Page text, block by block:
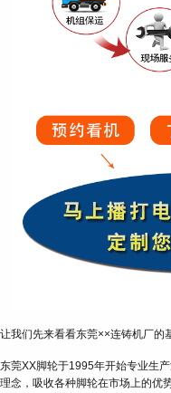
让我们先来看看东莞××连铸机厂的
东莞XX脚轮于1995年开始专业生
理念，吸收各种脚轮在市场上的优